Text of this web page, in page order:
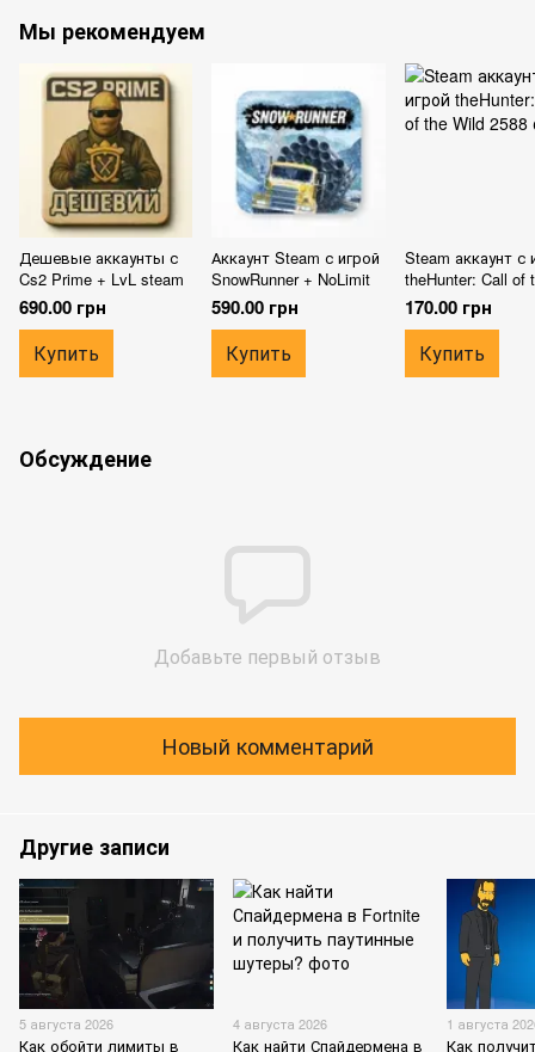
Мы рекомендуем
Дешевые аккаунты с
Cs2 Prime + LvL steam
690.00 грн
Купить
Аккаунт Steam с игрой
SnowRunner + NoLimit
590.00 грн
Купить
Steam аккаунт с
theHunter: Call of
Wild
170.00 грн
Купить
Обсуждение
Добавьте первый отзыв
Новый комментарий
Другие записи
5 августа 2026
Как обойти лимиты в
4 августа 2026
Как найти Спайдермена в
1 августа
Как